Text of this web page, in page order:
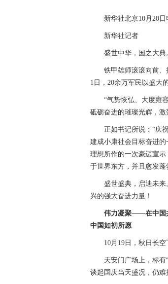
新华社北京10月20日
新华社记者
盛世中华，国之大典
铁甲雄师滚滚向前、
1日，20余万军民以盛大
“气势恢弘、大度雍容
砥砺奋进的璀璨光辉，
正如书记所说：“庆祝
建成小康社会目标奋进
理想所作的一次豪迈宣
于世界东方，并且愈发
盛世盛典，启迪未来。
兴的强大奋进力量！
伟力凝聚——在中国
中国如初所愿
10月19日，秋日长空
天安门广场上，标有“
谈起国庆当天盛况，仍难